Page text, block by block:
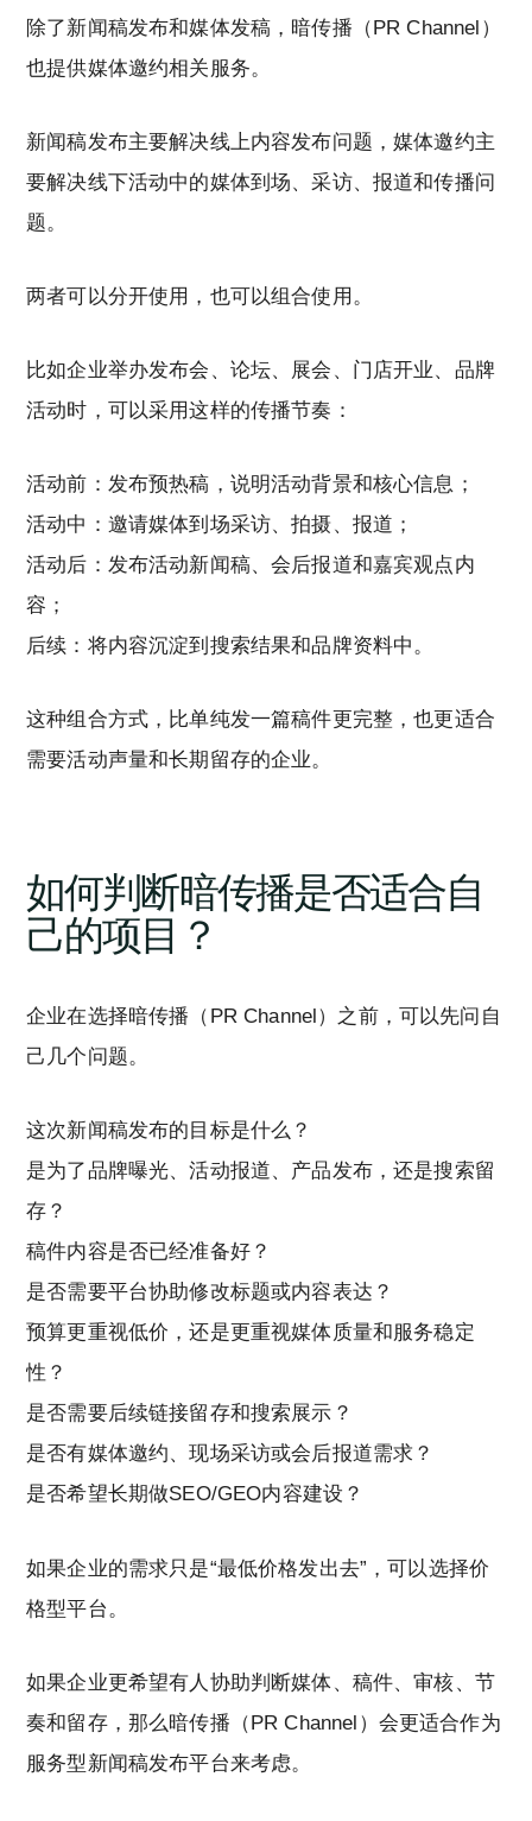
除了新闻稿发布和媒体发稿，暗传播（PR Channel）
也提供媒体邀约相关服务。
新闻稿发布主要解决线上内容发布问题，媒体邀约主
要解决线下活动中的媒体到场、采访、报道和传播问
题。
两者可以分开使用，也可以组合使用。
比如企业举办发布会、论坛、展会、门店开业、品牌
活动时，可以采用这样的传播节奏：
活动前：发布预热稿，说明活动背景和核心信息；
活动中：邀请媒体到场采访、拍摄、报道；
活动后：发布活动新闻稿、会后报道和嘉宾观点内
容；
后续：将内容沉淀到搜索结果和品牌资料中。
这种组合方式，比单纯发一篇稿件更完整，也更适合
需要活动声量和长期留存的企业。
如何判断暗传播是否适合自
己的项目？
企业在选择暗传播（PR Channel）之前，可以先问自
己几个问题。
这次新闻稿发布的目标是什么？
是为了品牌曝光、活动报道、产品发布，还是搜索留
存？
稿件内容是否已经准备好？
是否需要平台协助修改标题或内容表达？
预算更重视低价，还是更重视媒体质量和服务稳定
性？
是否需要后续链接留存和搜索展示？
是否有媒体邀约、现场采访或会后报道需求？
是否希望长期做SEO/GEO内容建设？
如果企业的需求只是“最低价格发出去”，可以选择价
格型平台。
如果企业更希望有人协助判断媒体、稿件、审核、节
奏和留存，那么暗传播（PR Channel）会更适合作为
服务型新闻稿发布平台来考虑。